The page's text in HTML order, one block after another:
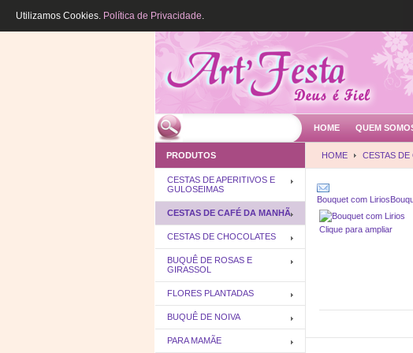
HOME QUEM
HOME CESTAS DE
Bouquet com Lirios
Clique para ampliar
PRODUTOS
CESTAS DE APERITIVOS E
GULOSEIMAS
CESTAS DE CAFÉ DA MANHÃ
CESTAS DE CHOCOLATES
BUQUÊ DE ROSAS E
GIRASSOL
FLORES PLANTADAS
BUQUÊ DE NOIVA
PARA MAMÃE
Utilizamos Cookies. Política de Privacidade.